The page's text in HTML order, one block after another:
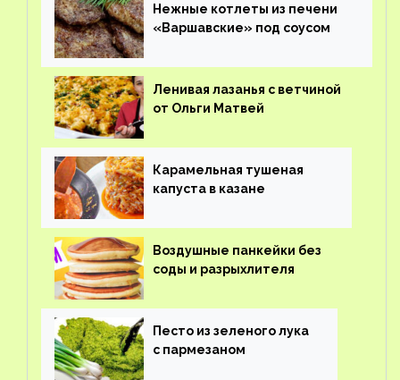
Нежные котлеты из печени
«Варшавские» под соусом
Ленивая лазанья с ветчиной
от Ольги Матвей
Карамельная тушеная
капуста в казане
Воздушные панкейки без
соды и разрыхлителя
Песто из зеленого лука
с пармезаном